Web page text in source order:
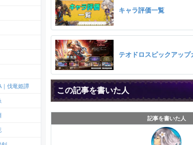
キャラ評価一覧
テオドロスピックアッ
この記事を書いた人
記事を書いた人
｜伐竜姫譚